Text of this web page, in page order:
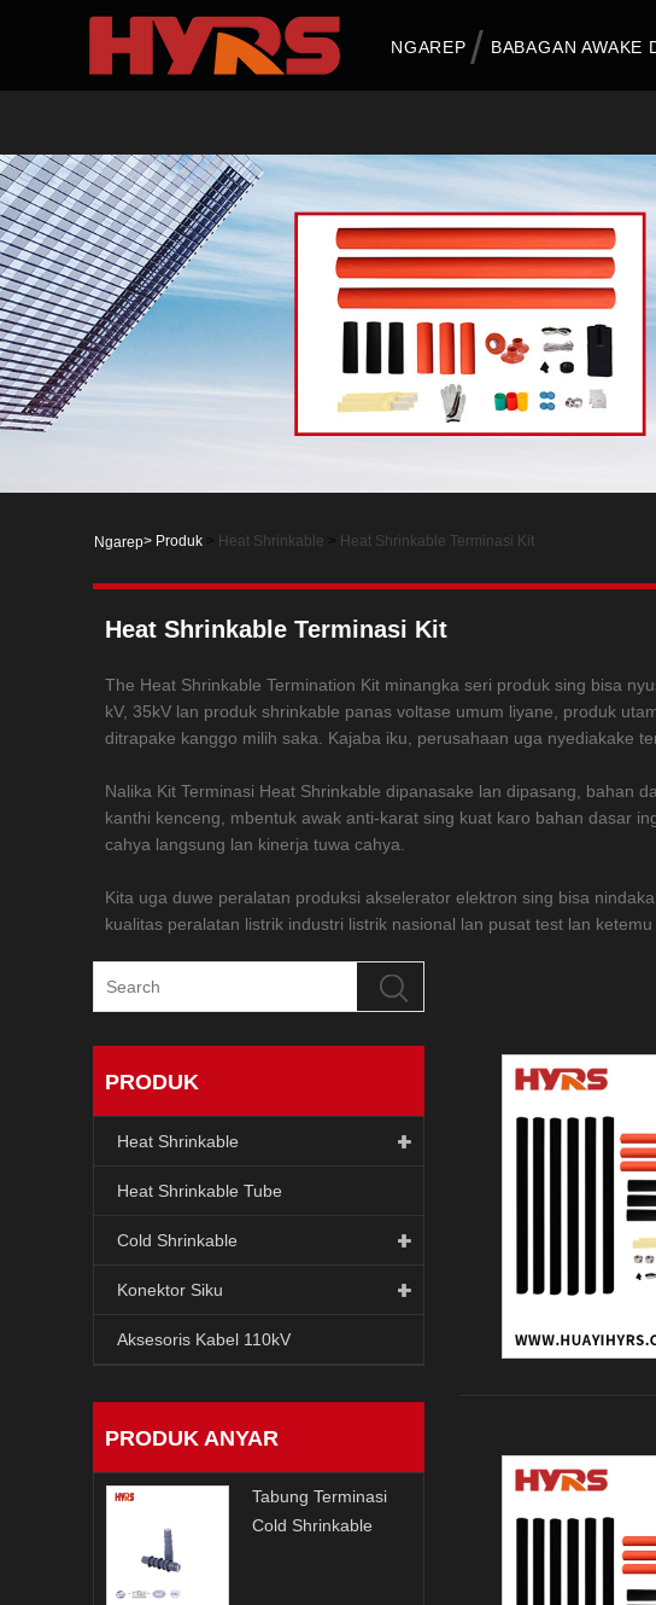
NGAREP BABAGAN AWAKE
Ngarep> Produk > Heat Shrinkable > Heat Shrinkable Terminasi Kit
Heat Shrinkable Terminasi Kit
The Heat Shrinkable Termination Kit minangka seri produk sing bisa
kV, 35kV lan produk shrinkable panas voltase umum liyane, produk
ditrapake kanggo milih saka. Kajaba iku, perusahaan uga nyediakake
Nalika Kit Terminasi Heat Shrinkable dipanasake lan dipasang, bahan
kanthi kenceng, mbentuk awak anti-karat sing kuat karo bahan dasar
cahya langsung lan kinerja tuwa cahya.
Kita uga duwe peralatan produksi akselerator elektron sing bisa
kualitas peralatan listrik industri listrik nasional lan pusat test lan
PRODUK
Heat Shrinkable
Heat Shrinkable Tube
Cold Shrinkable
Konektor Siku
Aksesoris Kabel 110kV
PRODUK ANYAR
Tabung Terminasi
Cold Shrinkable